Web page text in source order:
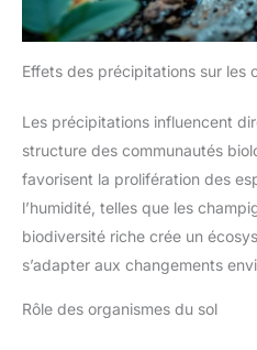
Effets des précipitations sur les
Les précipitations influencent
structure des communautés
favorisent la prolifération des
l’humidité, telles que les
biodiversité riche crée un
s’adapter aux changements
Rôle des organismes du sol